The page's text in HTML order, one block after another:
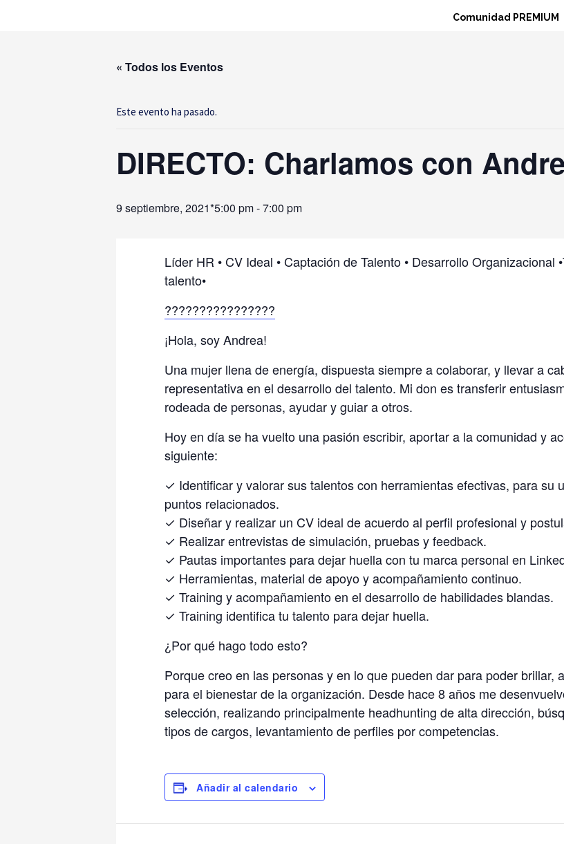
Comunidad PREMIUM
« Todos los Eventos
Este evento ha pasado.
DIRECTO: Charlamos con
9 septiembre, 2021*5:00 pm-7:00 pm
Líder HR • CV Ideal • Captación de Talento • Desarrollo Organizacional
talento•
????????????????
¡Hola, soy Andrea!
Una mujer llena de energía, dispuesta siempre a colaborar, y llevar a
representativa en el desarrollo del talento. Mi don es transferir
rodeada de personas, ayudar y guiar a otros.
Hoy en día se ha vuelto una pasión escribir, aportar a la comunidad y
siguiente:
✓ Identificar y valorar sus talentos con herramientas efectivas, para su
puntos relacionados.
✓ Diseñar y realizar un CV ideal de acuerdo al perfil profesional y
✓ Realizar entrevistas de simulación, pruebas y feedback.
✓ Pautas importantes para dejar huella con tu marca personal en
✓ Herramientas, material de apoyo y acompañamiento continuo.
✓ Training y acompañamiento en el desarrollo de habilidades blandas.
✓ Training identifica tu talento para dejar huella.
¿Por qué hago todo esto?
Porque creo en las personas y en lo que pueden dar para poder brillar,
para el bienestar de la organización. Desde hace 8 años me
selección, realizando principalmente headhunting de alta dirección,
tipos de cargos, levantamiento de perfiles por competencias.
Añadir al calendario